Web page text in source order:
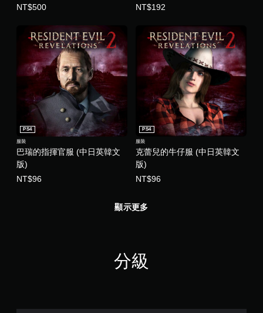
NT$500 NT$192
巴瑞的指揮官服 (中日英韓文
版)
PS4
服裝
NT$96
克蕾兒的牛仔服 (中日英韓文
版)
PS4
服裝
NT$96
顯示更多
分級